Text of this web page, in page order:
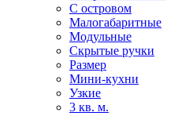
С островом
Малогабаритные
Модульные
Скрытые ручки
Размер
Мини-кухни
Узкие
3 кв. м.